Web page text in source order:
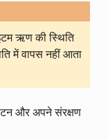
ऋण की स्थिति
में वापस नहीं आता
और अपने संरक्षण